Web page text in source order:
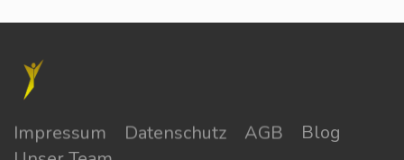
Impressum Datenschutz AGB
Blog